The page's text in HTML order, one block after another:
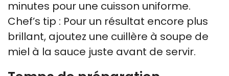
minutes pour une cuisson uniforme.
Chef’s tip : Pour un résultat encore plus
brillant, ajoutez une cuillère à soupe de
miel à la sauce juste avant de servir.